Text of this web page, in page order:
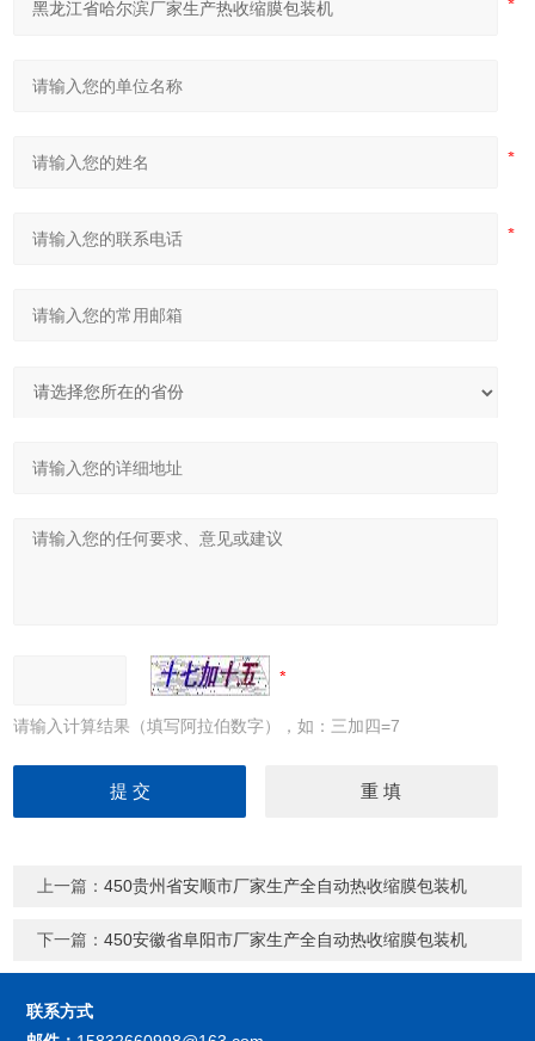
请输入计算结果（填写阿拉伯数字），如：三加四=7
上一篇：450贵州省安顺市厂家生产全自动热收缩膜包装机
下一篇：450安徽省阜阳市厂家生产全自动热收缩膜包装机
联系方式